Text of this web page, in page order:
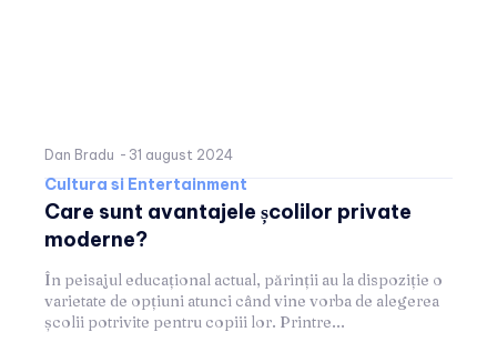
Dan Bradu - 31 august 2024
Cultura si Entertainment
Care sunt avantajele școlilor private
moderne?
În peisajul educațional actual, părinții au la dispoziție o
varietate de opțiuni atunci când vine vorba de alegerea
școlii potrivite pentru copiii lor. Printre...